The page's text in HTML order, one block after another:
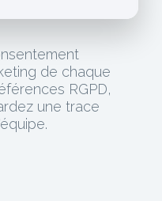
de chaque
RGPD,
une trace